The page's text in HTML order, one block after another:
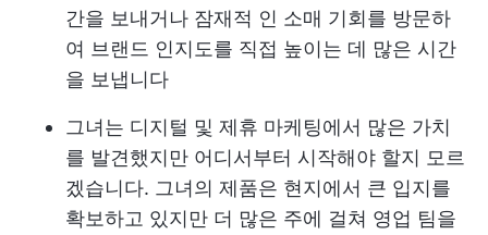
간을 보내거나 잠재적 인 소매 기회를 방문하
여 브랜드 인지도를 직접 높이는 데 많은 시간
을 보냅니다
그녀는 디지털 및 제휴 마케팅에서 많은 가치
를 발견했지만 어디서부터 시작해야 할지 모르
겠습니다. 그녀의 제품은 현지에서 큰 입지를
확보하고 있지만 더 많은 주에 걸쳐 영업 팀을